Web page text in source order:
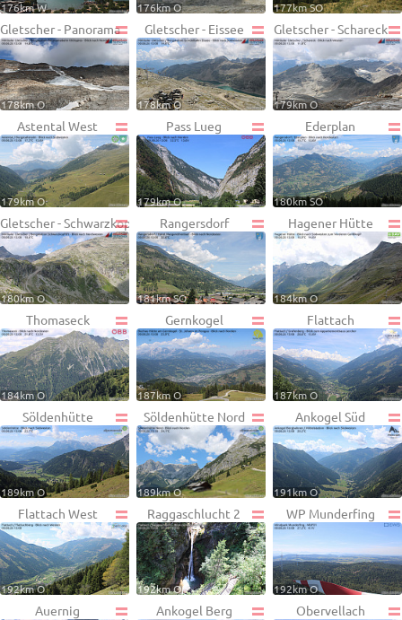
176km W 176km O 177km SO
Gletscher - Panorama
178km O
Gletscher - Eissee
178km O
Gletscher - Schareck
179km O
Astental West
179km O
Pass Lueg
179km O
Ederplan
180km SO
Gletscher - Schwarzkopf
180km O
Rangersdorf
181km SO
Hagener Hütte
184km O
Thomaseck
184km O
Gernkogel
187km O
Flattach
187km O
Söldenhütte
189km O
Söldenhütte Nord
189km O
Ankogel Süd
191km O
Flattach West
192km O
Raggaschlucht 2
192km O
WP Munderfing
192km O
Auernig Ankogel Berg Obervellach